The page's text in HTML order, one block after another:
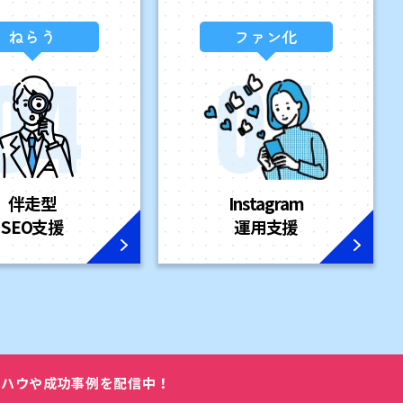
ねらう
伴走型
SEO支援
ファン化
Instagram
運用支援
ウや成功事例を配信中！